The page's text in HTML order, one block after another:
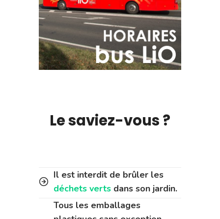
Le saviez-vous ?
Il est interdit de brûler les
déchets verts dans son jardin.
Tous les emballages